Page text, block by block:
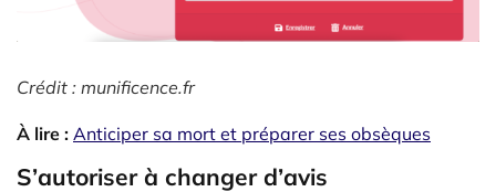
Crédit : munificence.fr
À lire : Anticiper sa mort et préparer ses obsèques
S’autoriser à changer d’avis